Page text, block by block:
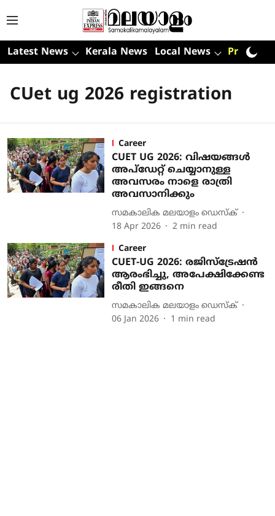
Latest News Kerala News Local News Premium
CUet ug 2026 registration
Career
CUET UG 2026: വിഷയങ്ങൾ
അപ്ഡേറ്റ് ചെയ്യാനുള്ള
അവസരം നാളെ രാത്രി
അവസാനിക്കും
സമകാലിക മലയാളം ഡെസ്ക്
18 Apr 2026
2 min read
Career
CUET-UG 2026: രജിസ്‌ട്രേഷന്‍
ആരംഭിച്ചു, അപേക്ഷിക്കേണ്ട
രീതി ഇങ്ങനെ
സമകാലിക മലയാളം ഡെസ്ക്
06 Jan 2026
1 min read